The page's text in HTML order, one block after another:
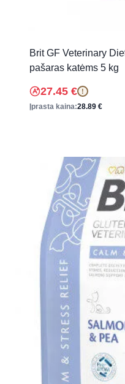
Brit GF Veterinary
pašaras katėms 5 kg
27.45 € !
Įprasta kaina:28.89 €